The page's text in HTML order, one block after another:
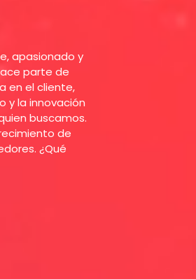
apasionado y
parte de
en el cliente,
y la innovación
buscamos.
de
¿Qué